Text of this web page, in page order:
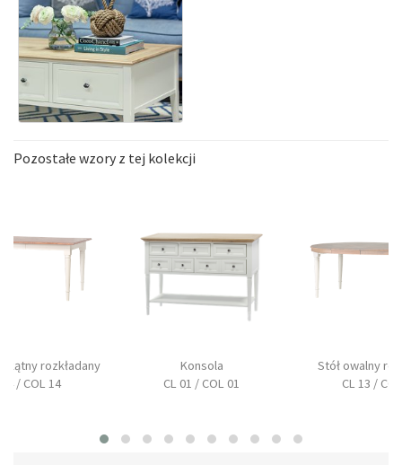
Pozostałe wzory z tej kolekcji
rozkładany
/ COL 14
Konsola
CL 01 / COL 01
Stół owalny
CL 13 /